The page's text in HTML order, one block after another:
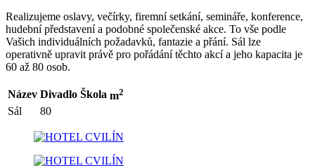
Realizujeme oslavy, večírky, firemní setkání, semináře, konference,
hudební představení a podobné společenské akce. To vše podle
Vašich individuálních požadavků, fantazie a přání. Sál lze
operativně upravit právě pro pořádání těchto akcí a jeho kapacita je
60 až 80 osob.
Název Divadlo Škola m2
Sál 80